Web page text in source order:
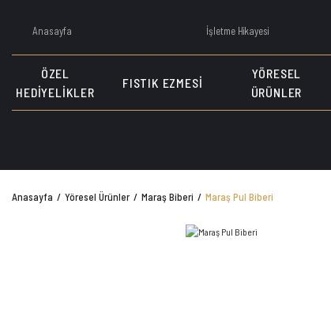
Anasayfa İşletme Hikayesi
ÖZEL
HEDIYELIKLER
FISTIK EZMESI
YÖRESEL
ÜRÜNLER
Anasayfa Yöresel Ürünler Maraş Biberi Maraş Pul Biberi